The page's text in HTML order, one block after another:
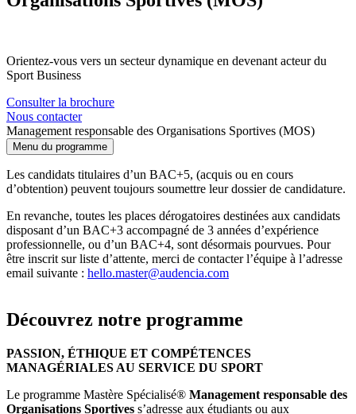
Orientez-vous vers un secteur dynamique en devenant acteur du
Sport Business
Consulter la brochure
Nous contacter
Management responsable des Organisations Sportives (MOS)
Menu du programme
Les candidats titulaires d’un BAC+5, (acquis ou en cours
d’obtention) peuvent toujours soumettre leur dossier de candidature.
En revanche, toutes les places dérogatoires destinées aux candidats
disposant d’un BAC+3 accompagné de 3 années d’expérience
professionnelle, ou d’un BAC+4, sont désormais pourvues. Pour
être inscrit sur liste d’attente, merci de contacter l’équipe à l’adresse
email suivante : hello.master@audencia.com
Découvrez notre programme
PASSION, ÉTHIQUE ET COMPÉTENCES
MANAGÉRIALES AU SERVICE DU SPORT
Le programme Mastère Spécialisé® Management responsable des
Organisations Sportives s’adresse aux étudiants ou aux